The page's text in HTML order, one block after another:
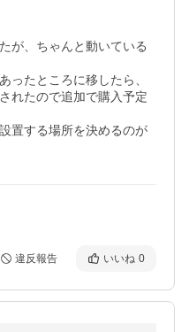
が、ちゃんと動いている
ったところに移したら、
れたので追加で購入予定
置する場所を決めるのが
違反報告 いいね 0